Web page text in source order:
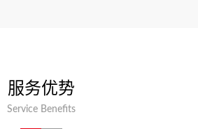
服务优势
Service Benefits